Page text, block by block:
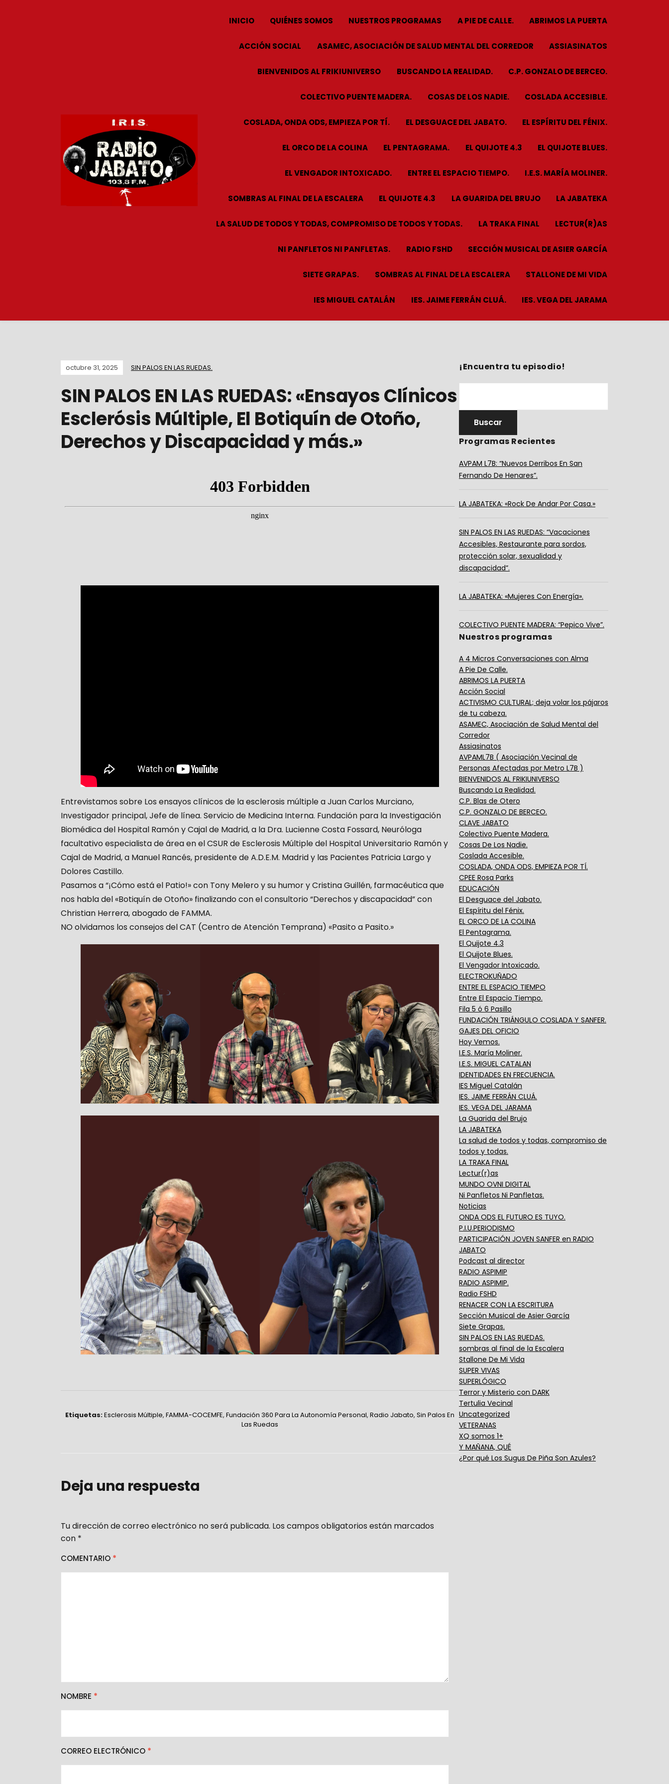
INICIO QUIÉNES SOMOS NUESTROS PROGRAMAS A PIE DE CALLE. ABRIMOS LA PUERTA
ACCIÓN SOCIAL ASAMEC, ASOCIACIÓN DE SALUD MENTAL DEL CORREDOR ASSIASINATOS
BIENVENIDOS AL FRIKIUNIVERSO BUSCANDO LA REALIDAD. C.P. GONZALO DE BERCEO.
COLECTIVO PUENTE MADERA. COSAS DE LOS NADIE. COSLADA ACCESIBLE.
COSLADA, ONDA ODS, EMPIEZA POR TÍ. EL DESGUACE DEL JABATO. EL ESPÍRITU DEL FÉNIX.
EL ORCO DE LA COLINA EL PENTAGRAMA. EL QUIJOTE 4.3 EL QUIJOTE BLUES.
EL VENGADOR INTOXICADO. ENTRE EL ESPACIO TIEMPO. I.E.S. MARÍA MOLINER.
SOMBRAS AL FINAL DE LA ESCALERA EL QUIJOTE 4.3 LA GUARIDA DEL BRUJO LA JABATEKA
LA SALUD DE TODOS Y TODAS, COMPROMISO DE TODOS Y TODAS. LA TRAKA FINAL LECTUR(R)AS
NI PANFLETOS NI PANFLETAS. RADIO FSHD SECCIÓN MUSICAL DE ASIER GARCÍA
SIETE GRAPAS. SOMBRAS AL FINAL DE LA ESCALERA STALLONE DE MI VIDA
IES MIGUEL CATALÁN IES. JAIME FERRÁN CLUÁ. IES. VEGA DEL JARAMA
octubre 31, 2025 SIN PALOS EN LAS RUEDAS.
SIN PALOS EN LAS RUEDAS: «Ensayos Clínicos
Esclerósis Múltiple, El Botiquín de Otoño,
Derechos y Discapacidad y más.»
Entrevistamos sobre Los ensayos clínicos de la esclerosis múltiple a Juan Carlos Murciano,
Investigador principal, Jefe de línea. Servicio de Medicina Interna. Fundación para la Investigación
Biomédica del Hospital Ramón y Cajal de Madrid, a la Dra. Lucienne Costa Fossard, Neuróloga
facultativo especialista de área en el CSUR de Esclerosis Múltiple del Hospital Universitario Ramón y
Cajal de Madrid, a Manuel Rancés, presidente de A.D.E.M. Madrid y las Pacientes Patricia Largo y
Dolores Castillo.
Pasamos a “¡Cómo está el Patio!» con Tony Melero y su humor y Cristina Guillén, farmacéutica que
nos habla del «Botiquín de Otoño» finalizando con el consultorio “Derechos y discapacidad” con
Christian Herrera, abogado de FAMMA.
NO olvidamos los consejos del CAT (Centro de Atención Temprana) «Pasito a Pasito.»
Etiquetas:Esclerosis Múltiple, FAMMA-COCEMFE, Fundación 360 Para La Autonomía Personal, Radio Jabato, Sin Palos En
Las Ruedas
Deja una respuesta
Tu dirección de correo electrónico no será publicada. Los campos obligatorios están marcados
con *
COMENTARIO *
NOMBRE *
CORREO ELECTRÓNICO *
¡Encuentra tu episodio!
Programas Recientes
AVPAM L7B: “Nuevos Derribos En San
Fernando De Henares”.
LA JABATEKA: «Rock De Andar Por Casa.»
SIN PALOS EN LAS RUEDAS: “Vacaciones
Accesibles, Restaurante para sordos,
protección solar, sexualidad y
discapacidad”.
LA JABATEKA: «Mujeres Con Energía».
COLECTIVO PUENTE MADERA: “Pepico Vive”.
Nuestros programas
A 4 Micros Conversaciones con Alma
A Pie De Calle.
ABRIMOS LA PUERTA
Acción Social
ACTIVISMO CULTURAL; deja volar los pájaros
de tu cabeza.
ASAMEC, Asociación de Salud Mental del
Corredor
Assiasinatos
AVPAML7B ( Asociación Vecinal de
Personas Afectadas por Metro L7B )
BIENVENIDOS AL FRIKIUNIVERSO
Buscando La Realidad.
C.P. Blas de Otero
C.P. GONZALO DE BERCEO.
CLAVE JABATO
Colectivo Puente Madera.
Cosas De Los Nadie.
Coslada Accesible.
COSLADA, ONDA ODS, EMPIEZA POR TÍ.
CPEE Rosa Parks
EDUCACIÓN
El Desguace del Jabato.
El Espíritu del Fénix.
EL ORCO DE LA COLINA
El Pentagrama.
El Quijote 4.3
El Quijote Blues.
El Vengador Intoxicado.
ELECTROKUÑADO
ENTRE EL ESPACIO TIEMPO
Entre El Espacio Tiempo.
Fila 5 ó 6 Pasillo
FUNDACIÓN TRIÁNGULO COSLADA Y SANFER.
GAJES DEL OFICIO
Hoy Vemos.
I.E.S. María Moliner.
I.E.S. MIGUEL CATALAN
IDENTIDADES EN FRECUENCIA.
IES Miguel Catalán
IES. JAIME FERRÁN CLUÁ.
IES. VEGA DEL JARAMA
La Guarida del Brujo
LA JABATEKA
La salud de todos y todas, compromiso de
todos y todas.
LA TRAKA FINAL
Lectur(r)as
MUNDO OVNI DIGITAL
Ni Panfletos Ni Panfletas.
Noticias
ONDA ODS EL FUTURO ES TUYO.
P.I.U.PERIODISMO
PARTICIPACIÓN JOVEN SANFER en RADIO
JABATO
Podcast al director
RADIO ASPIMIP
RADIO ASPIMIP.
Radio FSHD
RENACER CON LA ESCRITURA
Sección Musical de Asier García
Siete Grapas.
SIN PALOS EN LAS RUEDAS.
sombras al final de la Escalera
Stallone De Mi Vida
SUPER VIVAS
SUPERLÓGICO
Terror y Misterio con DARK
Tertulia Vecinal
Uncategorized
VETERANAS
XQ somos 1+
Y MAÑANA, QUÉ
¿Por qué Los Sugus De Piña Son Azules?